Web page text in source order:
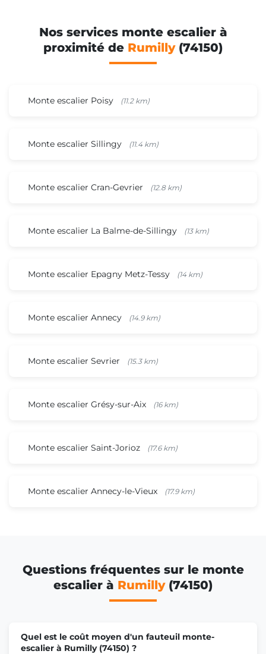
Nos services monte escalier à
proximité de Rumilly(74150)
Monte escalier Poisy (11.2 km)
Monte escalier Sillingy (11.4 km)
Monte escalier Cran-Gevrier (12.8 km)
Monte escalier La Balme-de-Sillingy (13 km)
Monte escalier Epagny Metz-Tessy (14 km)
Monte escalier Annecy (14.9 km)
Monte escalier Sevrier (15.3 km)
Monte escalier Grésy-sur-Aix (16 km)
Monte escalier Saint-Jorioz (17.6 km)
Monte escalier Annecy-le-Vieux (17.9 km)
Questions fréquentes sur le monte
escalier à Rumilly(74150)
Quel est le coût moyen d'un fauteuil monte-
escalier à Rumilly (74150) ?